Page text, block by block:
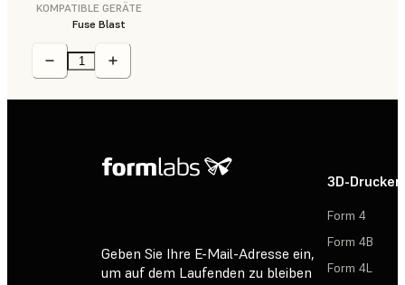
KOMPATIBLE GERÄTE
Fuse Blast
Geben Sie Ihre E-Mail-Adresse ein,
um auf dem Laufenden zu bleiben
3D-Drucker
Form 4
Form 4B
Form 4L